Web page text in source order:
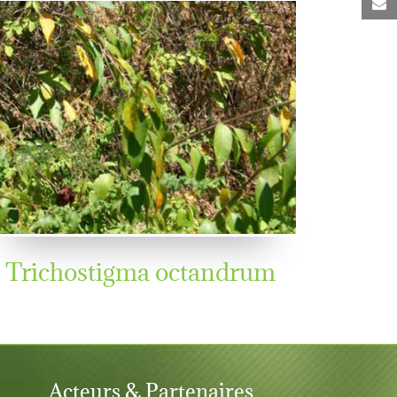
Trichostigma octandrum
Acteurs & Partenaires